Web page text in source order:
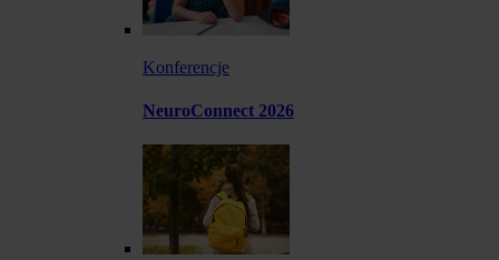
Konferencje
NeuroConnect 2026